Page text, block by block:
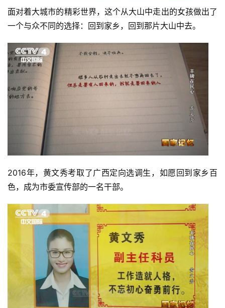
面对着大城市的精彩世界，这个从大山中走出的女孩做出了
一个与众不同的选择：回到家乡，回到那片大山中去。
2016年，黄文秀考取了广西定向选调生，如愿回到家乡百
色，成为市委宣传部的一名干部。